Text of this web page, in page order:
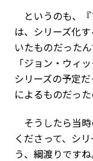
というのも、
は、シリーズ化
いたものだった
「ジョン・ウィ
シリーズの予定
によるものだっ
そうしたら当
くださって、シ
う、綱渡りです